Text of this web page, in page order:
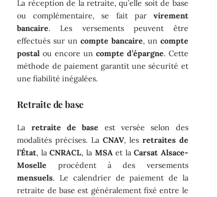
La réception de la retraite, qu’elle soit de base
ou complémentaire, se fait par virement
bancaire. Les versements peuvent être
effectués sur un compte bancaire, un compte
postal ou encore un compte d’épargne. Cette
méthode de paiement garantit une sécurité et
une fiabilité inégalées.
Retraite de base
La retraite de base est versée selon des
modalités précises. La CNAV, les retraites de
l’État, laCNRACL, la MSAet laCarsat Alsace-
Moselle procèdent à des versements
mensuels. Le calendrier de paiement de la
retraite de base est généralement fixé entre le